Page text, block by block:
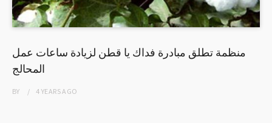
منظمة تطلق مبادرة فداك يا قطن لزيادة ساعات عمل
المحالج
BY 4 YEARSAGO